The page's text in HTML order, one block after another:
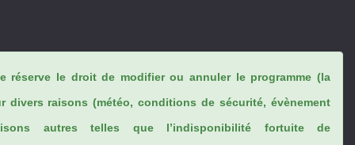
réserve le droit de modifier ou annuler le programme (la
divers raisons (météo, conditions de sécurité, évènement
autres telles que l’indisponibilité fortuite de